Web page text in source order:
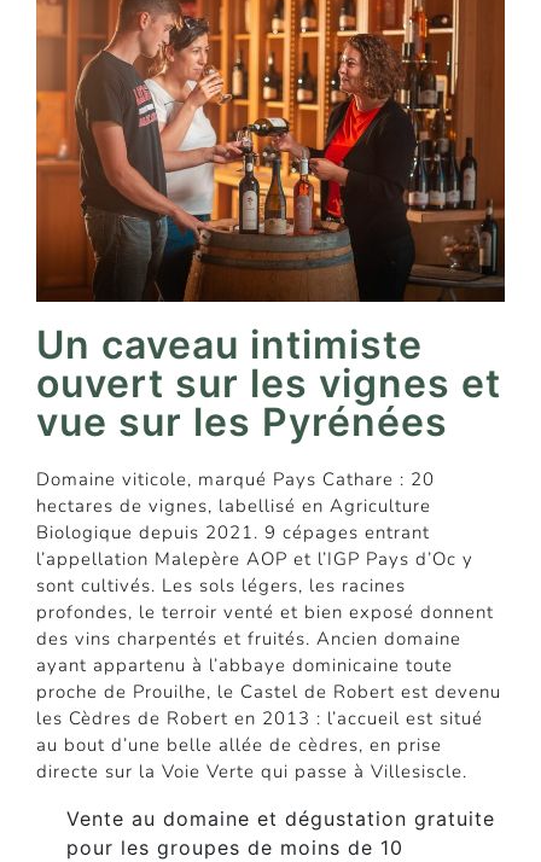
Un caveau intimiste
ouvert sur les vignes et
vue sur les Pyrénées
Domaine viticole, marqué Pays Cathare : 20
hectares de vignes, labellisé en Agriculture
Biologique depuis 2021. 9 cépages entrant
l’appellation Malepère AOP et l’IGP Pays d’Oc y
sont cultivés. Les sols légers, les racines
profondes, le terroir venté et bien exposé donnent
des vins charpentés et fruités. Ancien domaine
ayant appartenu à l’abbaye dominicaine toute
proche de Prouilhe, le Castel de Robert est devenu
les Cèdres de Robert en 2013 : l’accueil est situé
au bout d’une belle allée de cèdres, en prise
directe sur la Voie Verte qui passe à Villesiscle.
Vente au domaine et dégustation gratuite
pour les groupes de moins de 10